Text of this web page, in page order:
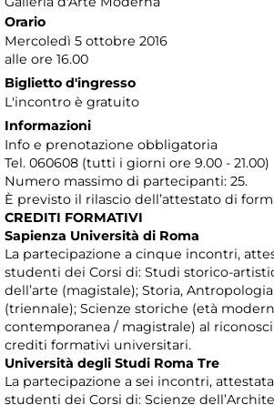
Orario
Mercoledì 5 ottobre 2016
alle ore 16.00
Biglietto d'ingresso
L'incontro è gratuito
Informazioni
Info e prenotazione obbligatoria
Tel. 060608 (tutti i giorni ore 9.00 - 21.00)
Numero massimo di partecipanti: 25.
È previsto il rilascio dell’attestato di
CREDITI FORMATIVI
Sapienza Università di Roma
La partecipazione a cinque incontri,
studenti dei Corsi di: Studi storico-
dell’arte (magistale); Storia,
(triennale); Scienze storiche (età
contemporanea / magistrale) al
crediti formativi universitari.
Università degli Studi Roma Tre
La partecipazione a sei incontri,
studenti dei Corsi di: Scienze